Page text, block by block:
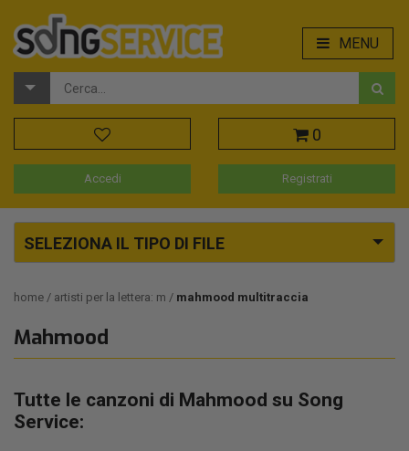
MENU
0
Accedi Registrati
SELEZIONA IL TIPO DI FILE
home artisti per la lettera: m mahmood multitraccia
Mahmood
Tutte le canzoni di Mahmood su Song
Service: